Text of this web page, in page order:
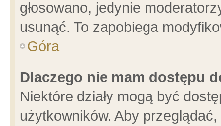
głosowano, jedynie
usunąć. To zapobiega
Góra
Dlaczego nie mam dostępu
Niektóre działy mogą być
użytkowników. Aby